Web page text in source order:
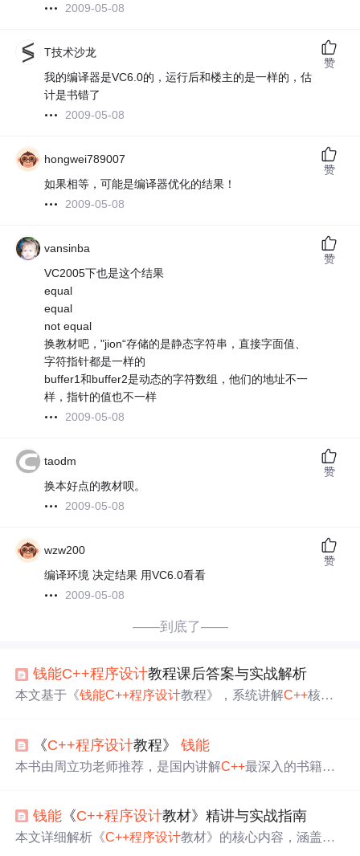
2009-05-08
T技术沙龙
我的编译器是VC6.0的，运行后和楼主的是一样的，估
计是书错了
2009-05-08
赞
hongwei789007
如果相等，可能是编译器优化的结果！
2009-05-08
赞
vansinba
VC2005下也是这个结果
equal
equal
not equal
换教材吧，"jion“存储的是静态字符串，直接字面值、
字符指针都是一样的
buffer1和buffer2是动态的字符数组，他们的地址不一
样，指针的值也不一样
2009-05-08
赞
taodm
换本好点的教材呗。
2009-05-08
赞
wzw200
编译环境 决定结果 用VC6.0看看
2009-05-08
赞
——到底了——
钱能C++程序设计教程课后答案与实战解析
本文基于《钱能C++程序设计教程》，系统讲解C++核心
通过代码示例和逻辑分析，帮助开发者深入理解
对象编程机制，提升实际开发能力。
《C++程序设计教程》钱能
本书由周立功老师推荐，是国内讲解C++最深入的书籍之
初学者入门，更是进阶学习者的良师益友。
钱能 《C++程序设计教材》精讲与实战指南
本文详细解析《C++程序设计教材》的核心内容，涵盖C+